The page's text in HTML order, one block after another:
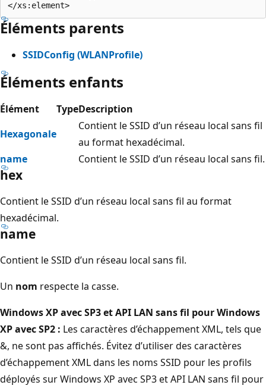
Éléments parents
SSIDConfig (WLANProfile)
Éléments enfants
Élément TypeDescription
Hexagonale
Contient le SSID d’un réseau local sans fil
au format hexadécimal.
name
Contient le SSID d’un réseau local sans fil.
hex
Contient le SSID d’un réseau local sans fil au format
hexadécimal.
name
Contient le SSID d’un réseau local sans fil.
Un nom respecte la casse.
Windows XP avec SP3 et API LAN sans fil pour Windows
XP avec SP2 : Les caractères d’échappement XML, tels que
&, ne sont pas affichés. Évitez d’utiliser des caractères
d’échappement XML dans les noms SSID pour les profils
déployés sur Windows XP avec SP3 et API LAN sans fil pour